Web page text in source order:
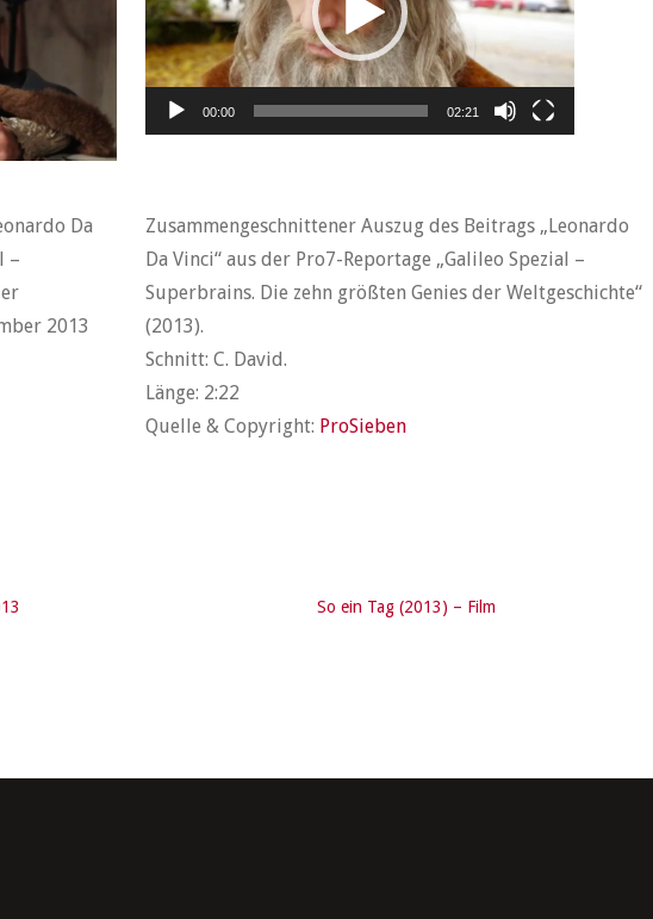
00:00 02:21
Da
–
2013
Zusammengeschnittener Auszug des Beitrags „Leonardo
Da Vinci“ aus der Pro7-Reportage „Galileo Spezial –
Superbrains. Die zehn größten Genies der Weltgeschichte“
(2013).
Schnitt: C. David.
Länge: 2:22
Quelle & Copyright: ProSieben
So ein Tag (2013) – Film